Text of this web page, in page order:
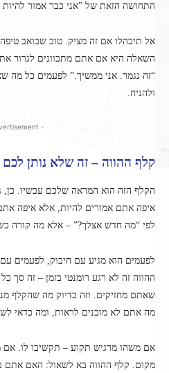
התחושה הזאת של "אני כבר אמור
אל תיבהלו אם זה מציק. טוב שכואב
השאלה היא אם אתם מתכוונים לגרור את
“זה נגמר. אני ממשיך.” לפעמים כל מה
ולהניח.
- Advertisement -
קלף ההווה – זה שלא נותן
הקלף הזה הוא המראה שלכם עכשיו.
איפה אתם אמורים להיות, אלא איפה
לפי “מה חדש אצלך?” – אלא מה קורה
לפעמים הוא מגיע עם חיבוק, לפעמים
ההווה זה לא רגע רומנטי בזמן – זה סך
שאתם מחזיקים. וזה בדיוק מה שהקלף
מה אתם לא מוכנים לראות, ומה כדאי
אם משהו מרגיש תקוע – תקשיבו לו. אם
מקום. קלף ההווה בא לשאול: האם אתם